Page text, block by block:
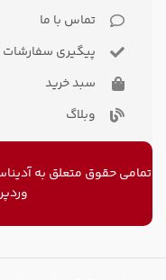
تماس با ما
پیگیری سفارشات
سبد خرید
وبلاگ
تمامی حقوق متعلق به